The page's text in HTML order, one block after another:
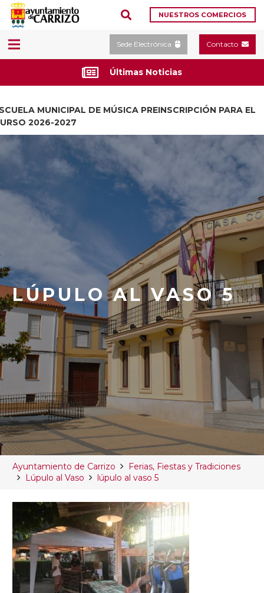
NUESTROS COMERCIOS
Sede Electrónica Contacto
Últimas Noticias
MUNICIPAL DE MÚSICA PREINSCRIPCIÓN PARA EL
2026-2027
LÚPULO AL VASO 5
Ayuntamiento de Carrizo
Ferias, Fiestas y Tradiciones
Lúpulo al Vaso
lúpulo al vaso 5